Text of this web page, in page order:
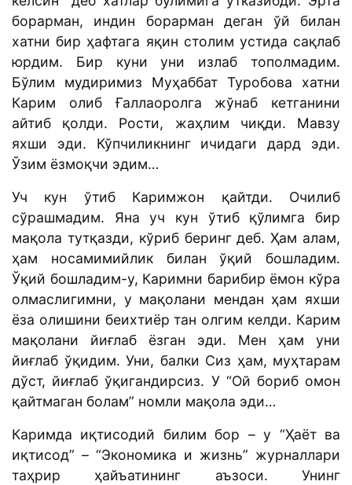
борарман, индин борарман деган ўй билан
хатни бир ҳафтага яқин столим устида сақлаб
юрдим. Бир куни уни излаб тополмадим.
Бўлим мудиримиз Муҳаббат Туробова хатни
Карим олиб Ғаллаоролга жўнаб кетганини
айтиб қолди. Рости, жаҳлим чиқди. Мавзу
яхши эди. Кўпчиликнинг ичидаги дард эди.
Ўзим ёзмоқчи эдим…
Уч кун ўтиб Каримжон қайтди. Очилиб
сўрашмадим. Яна уч кун ўтиб қўлимга бир
мақола тутқазди, кўриб беринг деб. Ҳам алам,
ҳам носамимийлик билан ўқий бошладим.
Ўқий бошладим-у, Каримни барибир ёмон кўра
олмаслигимни, у мақолани мендан ҳам яхши
ёза олишини беихтиёр тан олгим келди. Карим
мақолани йиғлаб ёзган эди. Мен ҳам уни
йиғлаб ўқидим. Уни, балки Сиз ҳам, муҳтарам
дўст, йиғлаб ўқигандирсиз. У “Ой бориб омон
қайтмаган болам” номли мақола эди…
Каримда иқтисодий билим бор – у “Ҳаёт ва
иқтисод” – “Экономика и жизнь” журналлари
таҳрир ҳайъатининг аъзоси. Унинг